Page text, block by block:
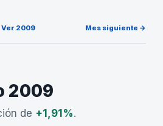
Ver 2009 Mes siguiente →
2009
de +1,91%.